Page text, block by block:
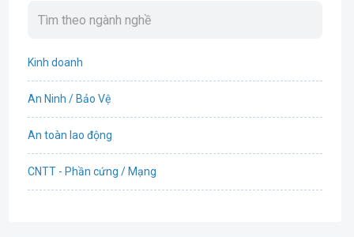
Kinh doanh
An Ninh / Bảo Vệ
An toàn lao động
CNTT - Phần cứng / Mạng